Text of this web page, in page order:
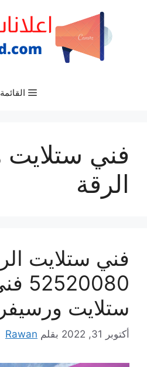
القائمة
فني ستلايت
الرقة
فني ستلايت
ستلايت
أكتوبر 31, 2022 بقلم Rawan